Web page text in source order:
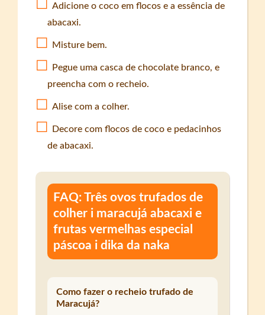
Adicione o coco em flocos e a essência de
abacaxi.
Misture bem.
Pegue uma casca de chocolate branco, e
preencha com o recheio.
Alise com a colher.
Decore com flocos de coco e pedacinhos
de abacaxi.
FAQ: Três ovos trufados de
colher i maracujá abacaxi e
frutas vermelhas especial
páscoa i dika da naka
Como fazer o recheio trufado de
Maracujá?